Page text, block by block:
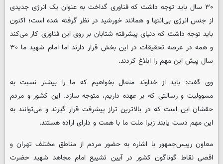
۳۰ سال باید توجه داشت که فناوری گداخت به عنوان یک انرژی جدیدی
از جنس انرژی بی‌انتها و همانند خورشید در نظر گرفته شده است؛ اکنون
باید توجه داشت که دنیای پیشرفته شتابان بر روی این فناوری کار می‌کند
و همه در عرصه تحقیقات در این بخش قرار دارند اما امام شهید ما ۳۰
سال پیش این مهم را ابلاغ کردند.
وی گفت: باید از خداوند متعال بخواهیم که ما را بیشتر نسبت به
مسوولیت و رسالتی که بر عهده داریم، متوجه سازد. این کشور و مردم
حقشان این است که در بالاترین تراز پیشرفت قرار گیرند و می‌توانند به
این مهم دست یابند زیرا ملت ما با همت و دارای اراده هستند.
معاون رییس‌جمهور با اشاره به حضور مردم از مناطق مختلف تهران و
اقصی نقاط گوناگون کشور در آیین تشییع امام مجاهد شهید حضرت